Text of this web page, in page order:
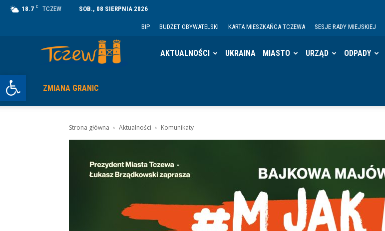
Otwórz pasek narzędzi
18.7 C TCZEW SOB., 08 SIERPNIA 2026
BIP BUDŻET OBYWATELSKI KARTA MIESZKAŃCA TCZEWA SESJE RADY MIEJSKIEJ
AKTUALNOŚCI UKRAINA MIASTO URZĄD ODPADY
ZMIANA GRANIC
Strona główna Aktualności Komunikaty